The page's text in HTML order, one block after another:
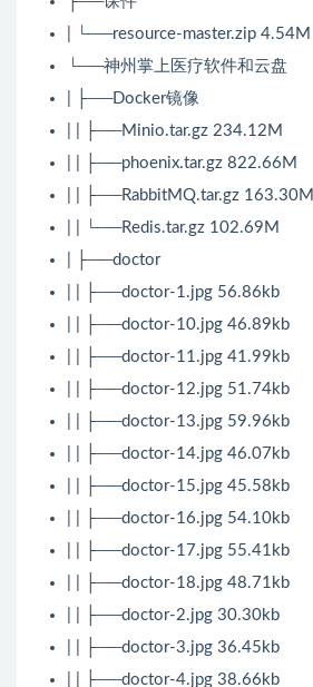
| └──resource-master.zip 4.54M
└──神州掌上医疗软件和云盘
| ├──Docker镜像
| | ├──Minio.tar.gz 234.12M
| | ├──phoenix.tar.gz 822.66M
| | ├──RabbitMQ.tar.gz 163.30M
| | └──Redis.tar.gz 102.69M
| ├──doctor
| | ├──doctor-1.jpg 56.86kb
| | ├──doctor-10.jpg 46.89kb
| | ├──doctor-11.jpg 41.99kb
| | ├──doctor-12.jpg 51.74kb
| | ├──doctor-13.jpg 59.96kb
| | ├──doctor-14.jpg 46.07kb
| | ├──doctor-15.jpg 45.58kb
| | ├──doctor-16.jpg 54.10kb
| | ├──doctor-17.jpg 55.41kb
| | ├──doctor-18.jpg 48.71kb
| | ├──doctor-2.jpg 30.30kb
| | ├──doctor-3.jpg 36.45kb
| | ├──doctor-4.jpg 38.66kb